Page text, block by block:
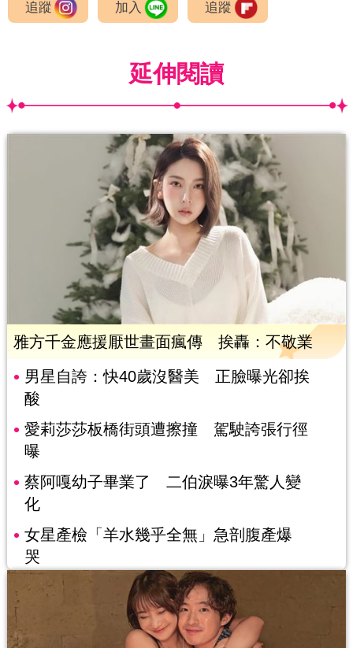
追蹤 加入 追蹤
延伸閱讀
雅方千金應援厭世畫面瘋傳 挨轟：不敬業
男星自誇：快40歲沒醫美 正臉曝光卻挨
酸
愛莉莎莎板橋街頭遭擦撞 駕駛誇張行徑
曝
蔡阿嘎幼子畢業了 二伯淚曝3年驚人變
化
女星產檢「羊水幾乎全無」急剖腹產爆
哭